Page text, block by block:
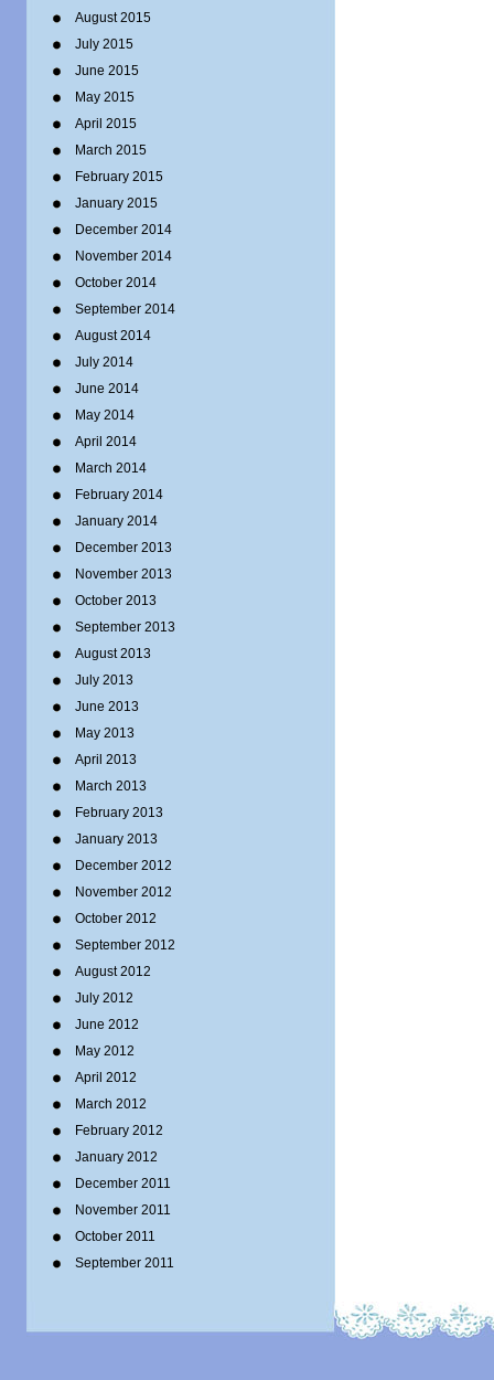
August 2015
July 2015
June 2015
May 2015
April 2015
March 2015
February 2015
January 2015
December 2014
November 2014
October 2014
September 2014
August 2014
July 2014
June 2014
May 2014
April 2014
March 2014
February 2014
January 2014
December 2013
November 2013
October 2013
September 2013
August 2013
July 2013
June 2013
May 2013
April 2013
March 2013
February 2013
January 2013
December 2012
November 2012
October 2012
September 2012
August 2012
July 2012
June 2012
May 2012
April 2012
March 2012
February 2012
January 2012
December 2011
November 2011
October 2011
September 2011